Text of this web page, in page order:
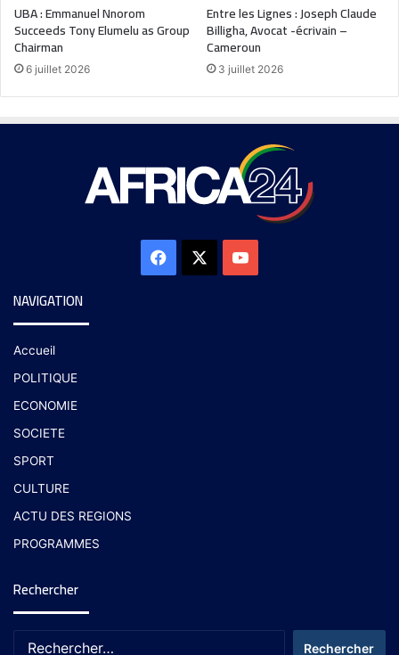
UBA : Emmanuel Nnorom
Succeeds Tony Elumelu as Group
Chairman
6 juillet 2026
Entre les Lignes : Joseph Claude
Billigha, Avocat -écrivain –
Cameroun
3 juillet 2026
NAVIGATION
Accueil
POLITIQUE
ECONOMIE
SOCIETE
SPORT
CULTURE
ACTU DES REGIONS
PROGRAMMES
Rechercher